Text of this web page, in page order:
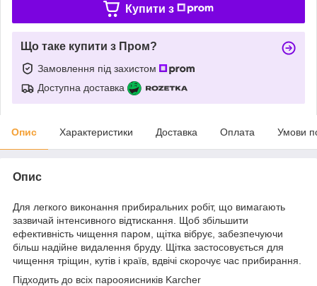
Купити з
Що таке купити з Пром?
Замовлення під захистом
Доступна доставка
Опис Характеристики Доставка Оплата Умови
Опис
Для легкого виконання прибиральних робіт, що вимагають
зазвичай інтенсивного відтискання. Щоб збільшити
ефективність чищення паром, щітка вібрує, забезпечуючи
більш надійне видалення бруду. Щітка застосовується для
чищення тріщин, кутів і країв, вдвічі скорочує час прибирання.
Підходить до всіх пароояисників Karcher